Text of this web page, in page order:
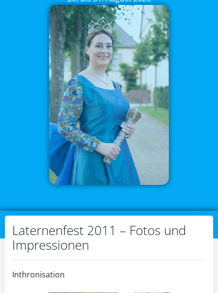
Laternenfest 2011 – Fotos und
Impressionen
Inthronisation